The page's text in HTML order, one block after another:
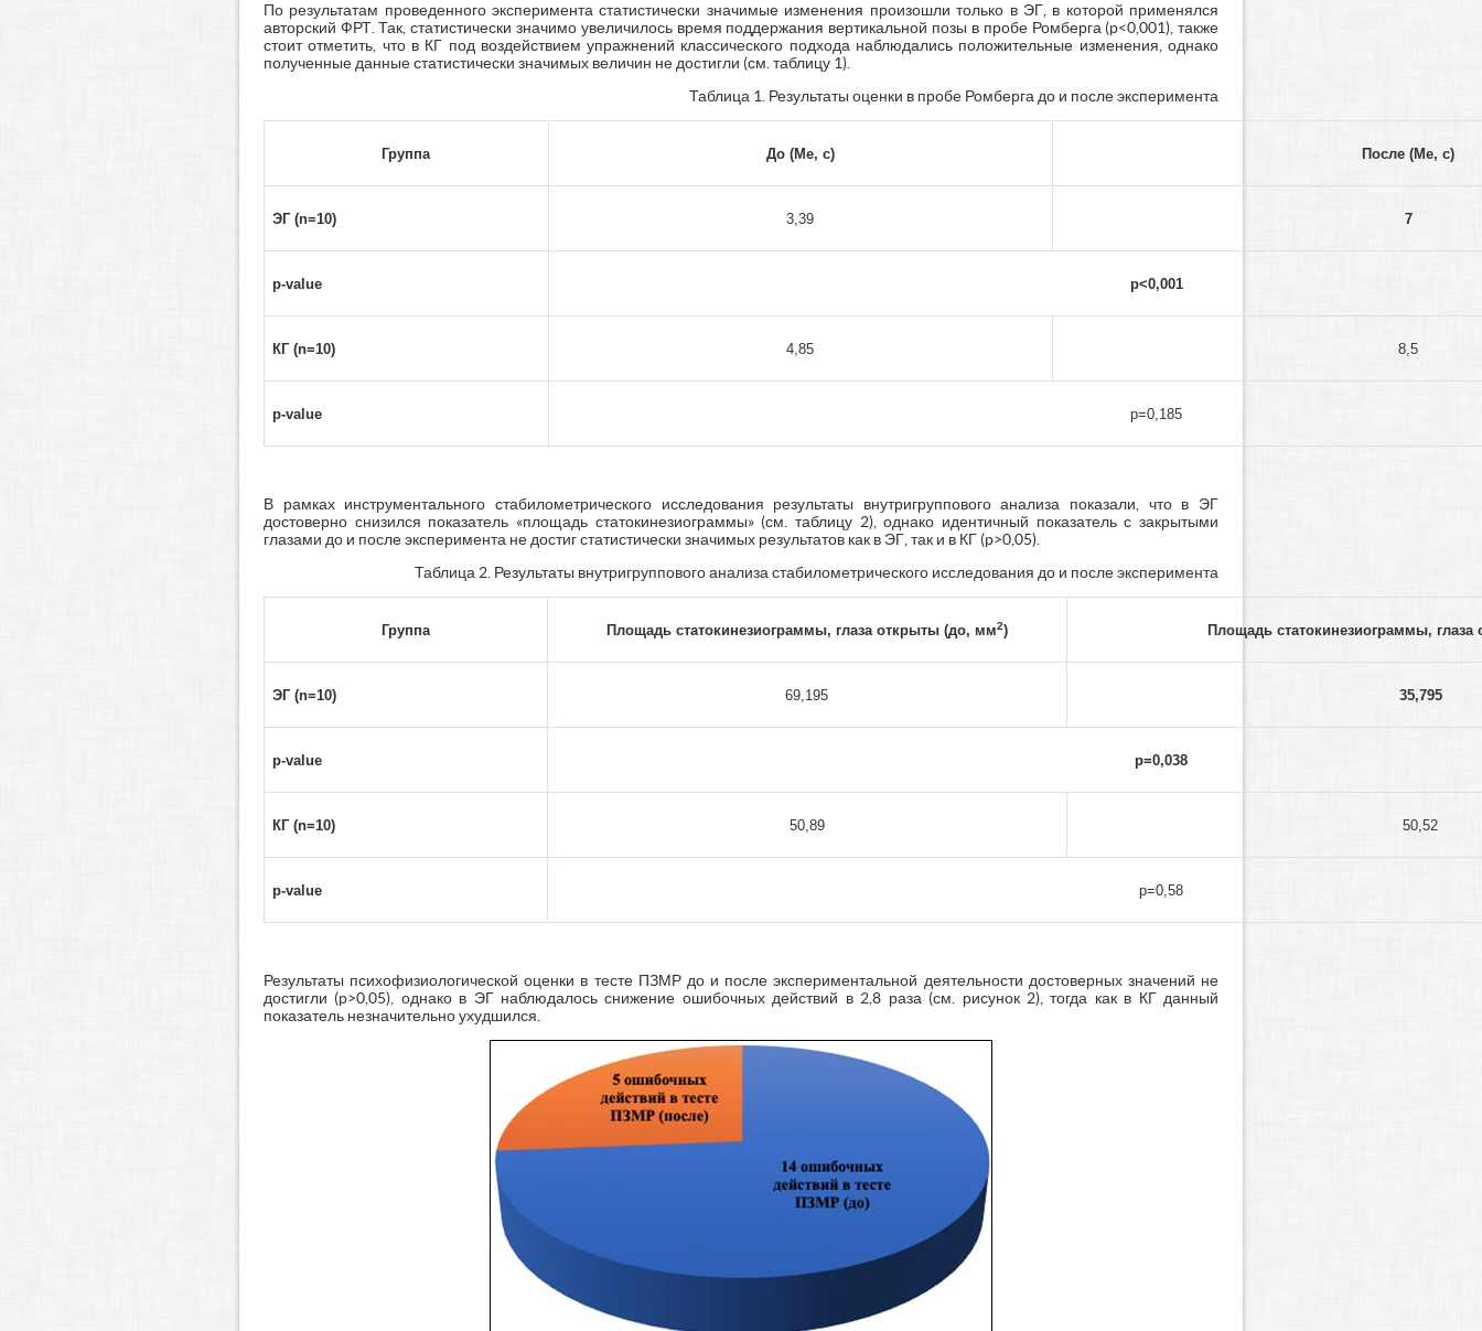
По результатам проведенного эксперимента статистически значимые изменения произошли только в ЭГ, в которой применялся
авторский ФРТ. Так, статистически значимо увеличилось время поддержания вертикальной позы в пробе Ромберга (p<0,001), также
стоит отметить, что в КГ под воздействием упражнений классического подхода наблюдались положительные изменения, однако
полученные данные статистически значимых величин не достигли (см. таблицу 1).
Таблица 1. Результаты оценки в пробе Ромберга до и после эксперимента
Группа До (Ме, с) После (Ме, с)
ЭГ(n=10) 3,39 7
p-value p<0,001
КГ(n=10) 4,85 8,5
p-value p=0,185
В рамках инструментального стабилометрического исследования результаты внутригруппового анализа показали, что в ЭГ
достоверно снизился показатель «площадь статокинезиограммы» (см. таблицу 2), однако идентичный показатель с закрытыми
глазами до и после эксперимента не достиг статистически значимых результатов как в ЭГ, так и в КГ (p>0,05).
Таблица 2. Результаты внутригруппового анализа стабилометрического исследования до и после эксперимента
Группа Площадь статокинезиограммы, глаза открыты (до, мм2) Площадь статокинезиограммы,
ЭГ(n=10) 69,195 35,795
p-value p=0,038
КГ(n=10) 50,89 50,52
p-value p=0,58
Результаты психофизиологической оценки в тесте ПЗМР до и после экспериментальной деятельности достоверных значений не
достигли (p>0,05), однако в ЭГ наблюдалось снижение ошибочных действий в 2,8 раза (см. рисунок 2), тогда как в КГ данный
показатель незначительно ухудшился.